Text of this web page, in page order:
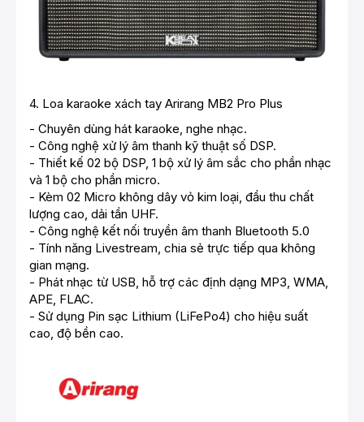
4. Loa karaoke xách tay Arirang MB2 Pro Plus
- Chuyên dùng hát karaoke, nghe nhạc.
- Công nghệ xử lý âm thanh kỹ thuật số DSP.
- Thiết kế 02 bộ DSP, 1 bộ xử lý âm sắc cho phần nhạc
và 1 bộ cho phần micro.
- Kèm 02 Micro không dây vỏ kim loại, đầu thu chất
lượng cao, dải tần UHF.
- Công nghệ kết nối truyền âm thanh Bluetooth 5.0
- Tính năng Livestream, chia sẻ trực tiếp qua không
gian mạng.
- Phát nhạc từ USB, hỗ trợ các định dạng MP3, WMA,
APE, FLAC.
- Sử dụng Pin sạc Lithium (LiFePo4) cho hiệu suất
cao, độ bền cao.